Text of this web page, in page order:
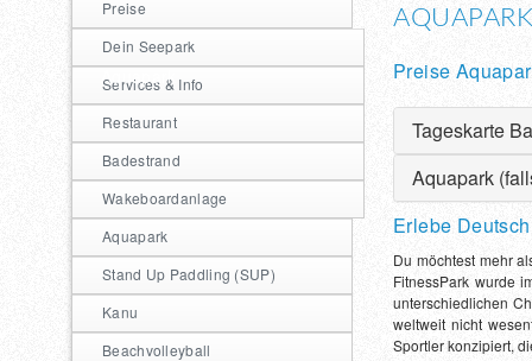
Aquapark
Preise
Dein Seepark
Services & Info
Restaurant
Badestrand
Wakeboardanlage
Aquapark
Stand Up Paddling (SUP)
Kanu
Beachvolleyball
Preise
Tageskarte
Normal (ab 16
Ermäßigt (7-15
Online Tickets:
*inkl. Online
Aquapark
Normal (ab 16
Ermäßigt (ab 7-
Onlien Tickets:
Erlebe
Du möchtest mehr
FitnessPark wurde
unterschiedlichen
weltweit nicht
Sportler konzipiert,